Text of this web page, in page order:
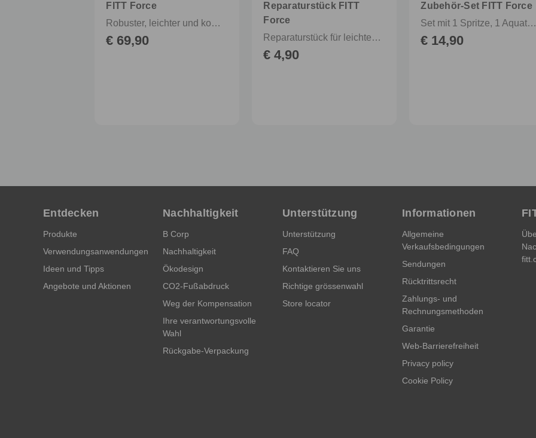
FITT Force
Robuster, leichter und kompakter Gartenschlauch mit Schlauchverbindern
€ 69,90
Reparaturstück FITT
Force
Reparaturstück für leichten und kompakten Schlauch
€ 4,90
Zubehör-Set FITT Force
Set mit 1 Spritze, 1 Aquatosp-Schlauchverbinder und 1 Handgriff
€ 14,90
Entdecken
Produkte
Verwendungsanwendungen
Ideen und Tipps
Angebote und Aktionen
Nachhaltigkeit
B Corp
Nachhaltigkeit
Ökodesign
CO2-Fußabdruck
Weg der Kompensation
Ihre verantwortungsvolle
Wahl
Rückgabe-Verpackung
Unterstützung
Unterstützung
FAQ
Kontaktieren Sie uns
Richtige grössenwahl
Store locator
Informationen
Allgemeine
Verkaufsbedingungen
Sendungen
Rücktrittsrecht
Zahlungs- und
Rechnungsmethoden
Garantie
Web-Barrierefreiheit
Privacy policy
Cookie Policy